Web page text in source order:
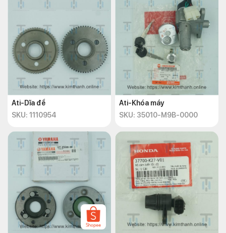
Ati-Dĩa đề
SKU: 1110954
Ati-Khóa máy
SKU: 35010-M9B-0000